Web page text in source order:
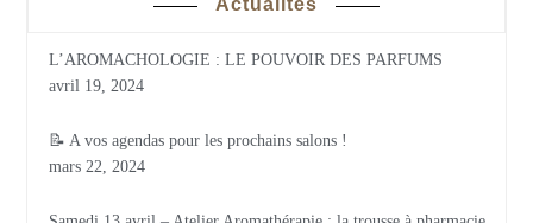
Actualités
L’AROMACHOLOGIE : LE POUVOIR DES PARFUMS
avril 19, 2024
📝 A vos agendas pour les prochains salons !
mars 22, 2024